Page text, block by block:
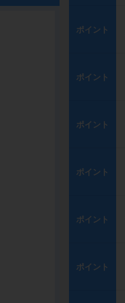
ポイント
ポイント
ポイント
ポイント
ポイント
ポイント